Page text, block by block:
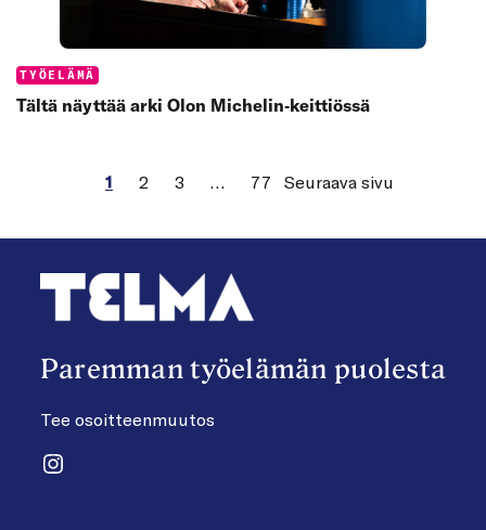
Categories:
TYÖELÄMÄ
Tältä näyttää arki Olon Michelin‑keittiössä
1 2 3 … 77 Seuraava sivu
Paremman työelämän puolesta
Tee osoitteenmuutos
Instagram